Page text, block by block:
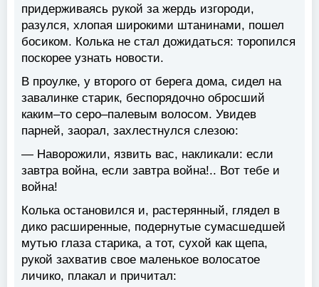
придерживаясь рукой за жердь изгороди,
разулся, хлопая широкими штанинами, пошел
босиком. Колька не стал дожидаться: торопился
поскорее узнать новости.
В проулке, у второго от берега дома, сидел на
завалинке старик, беспорядочно обросший
каким–то серо–палевым волосом. Увидев
парней, заорал, захлестнулся слезою:
— Наворожили, язвить вас, накликали: если
завтра война, если завтра война!.. Вот тебе и
война!
Колька остановился и, растерянный, глядел в
дико расширенные, подернутые сумасшедшей
мутью глаза старика, а тот, сухой как щепа,
рукой захватив свое маленькое волосатое
личико, плакал и причитал: